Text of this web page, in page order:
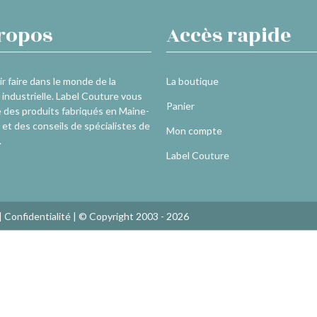
faire dans le monde de la
Label Couture vous
des produits fabriqués en Maine-
des conseils de spécialistes de
Accès rapide
La boutique
Panier
Mon compte
Label Couture
Confidentialité| © Copyright 2003 - 2026